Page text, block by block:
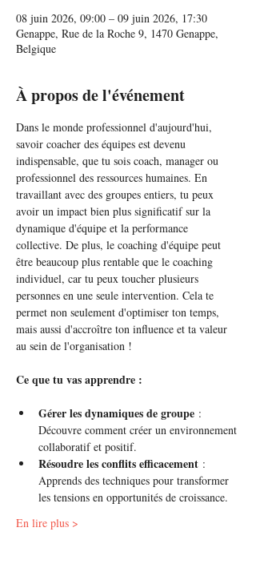
08 juin 2026, 09:00 – 09 juin 2026, 17:30
Genappe, Rue de la Roche 9, 1470 Genappe,
Belgique
À propos de l'événement
Dans le monde professionnel d'aujourd'hui,
savoir coacher des équipes est devenu
indispensable, que tu sois coach, manager ou
professionnel des ressources humaines. En
travaillant avec des groupes entiers, tu peux
avoir un impact bien plus significatif sur la
dynamique d'équipe et la performance
collective. De plus, le coaching d'équipe peut
être beaucoup plus rentable que le coaching
individuel, car tu peux toucher plusieurs
personnes en une seule intervention. Cela te
permet non seulement d'optimiser ton temps,
mais aussi d'accroître ton influence et ta valeur
au sein de l'organisation !
Ce que tu vas apprendre :
Gérer les dynamiques de groupe :
Découvre comment créer un environnement
collaboratif et positif.
Résoudre les conflits efficacement :
Apprends des techniques pour transformer
les tensions en opportunités de croissance.
En lire plus >